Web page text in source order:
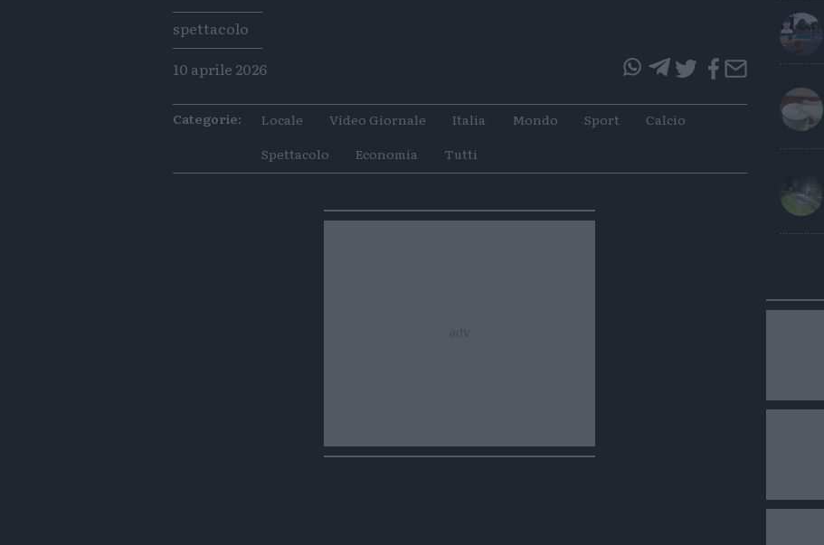
Tags
spettacolo
10 aprile 2026
articoloarticolo
Categorie: Locale Video Giornale Italia Mondo Sport
Calcio
Spettacolo
Economia Tutti